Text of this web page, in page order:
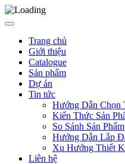
Trang chủ
Giới thiệu
Catalogue
Sản phẩm
Dự án
Tin tức
Hướng Dẫn Chọn
Kiến Thức Sản
So Sánh Sản Phẩm
Hướng Dẫn Lắp
Xu Hướng Thiết
Liên hệ